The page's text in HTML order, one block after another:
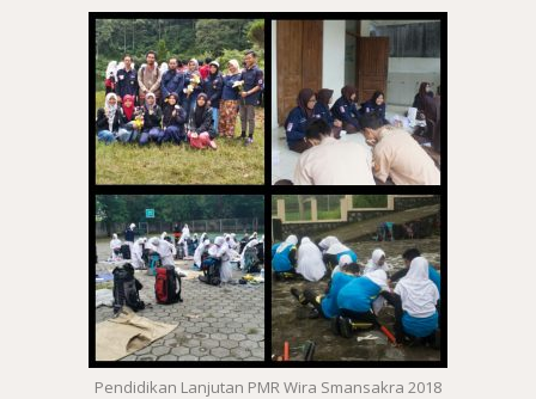
Pendidikan Lanjutan PMR Wira Smansakra 2018